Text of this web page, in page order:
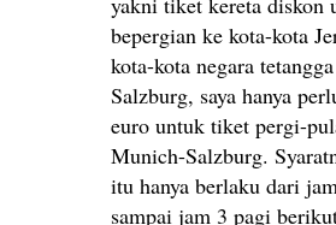
bepergian ke kota-kota
kota-kota negara
Salzburg, saya hanya
euro untuk tiket pergi-
Munich-Salzburg.
itu hanya berlaku dari
sampai jam 3 pagi